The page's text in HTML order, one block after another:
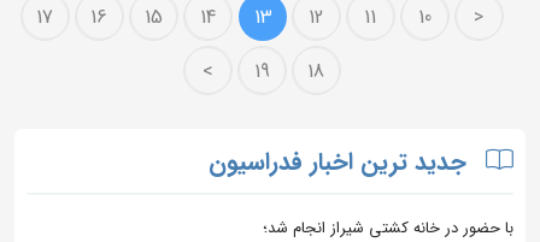
<
10
11
12
13
14
15
16
17
18
19
>
جدید ترین اخبار فدراسیون
با حضور در خانه کشتی شیراز انجام شد؛